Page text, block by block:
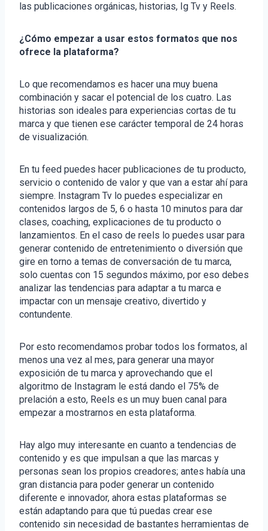
las publicaciones orgánicas, historias, Ig Tv y Reels.
¿Cómo empezar a usar estos formatos que nos
ofrece la plataforma?
Lo que recomendamos es hacer una muy buena
combinación y sacar el potencial de los cuatro. Las
historias son ideales para experiencias cortas de tu
marca y que tienen ese carácter temporal de 24 horas
de visualización.
En tu feed puedes hacer publicaciones de tu producto,
servicio o contenido de valor y que van a estar ahí para
siempre. Instagram Tv lo puedes especializar en
contenidos largos de 5, 6 o hasta 10 minutos para dar
clases, coaching, explicaciones de tu producto o
lanzamientos. En el caso de reels lo puedes usar para
generar contenido de entretenimiento o diversión que
gire en torno a temas de conversación de tu marca,
solo cuentas con 15 segundos máximo, por eso debes
analizar las tendencias para adaptar a tu marca e
impactar con un mensaje creativo, divertido y
contundente.
Por esto recomendamos probar todos los formatos, al
menos una vez al mes, para generar una mayor
exposición de tu marca y aprovechando que el
algoritmo de Instagram le está dando el 75% de
prelación a esto, Reels es un muy buen canal para
empezar a mostrarnos en esta plataforma.
Hay algo muy interesante en cuanto a tendencias de
contenido y es que impulsan a que las marcas y
personas sean los propios creadores; antes había una
gran distancia para poder generar un contenido
diferente e innovador, ahora estas plataformas se
están adaptando para que tú puedas crear ese
contenido sin necesidad de bastantes herramientas de